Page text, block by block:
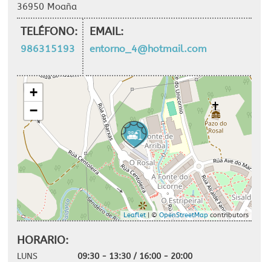
36950 Moaña
TELÉFONO:
986315193
EMAIL:
entorno_4@hotmail.com
+
−
Leaflet| © OpenStreetMapcontributors
HORARIO:
LUNS
09:30 - 13:30 / 16:00 - 20:00